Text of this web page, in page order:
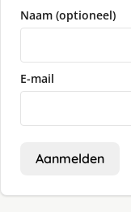
Naam (optioneel)
E-mail
Aanmelden